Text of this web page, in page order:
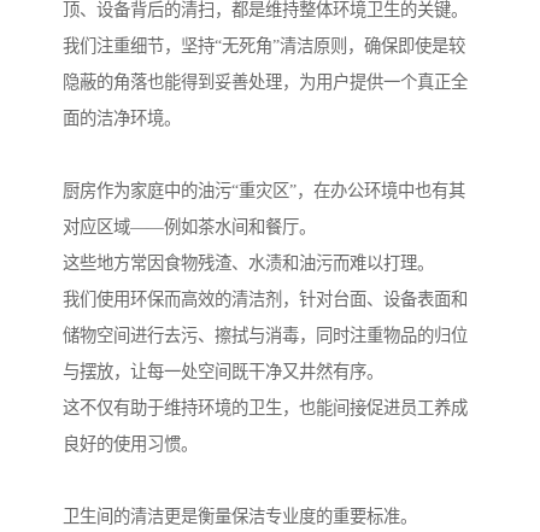
顶、设备背后的清扫，都是维持整体环境卫生的关键。
我们注重细节，坚持“无死角”清洁原则，确保即使是较
隐蔽的角落也能得到妥善处理，为用户提供一个真正全
面的洁净环境。
厨房作为家庭中的油污“重灾区”，在办公环境中也有其
对应区域——例如茶水间和餐厅。
这些地方常因食物残渣、水渍和油污而难以打理。
我们使用环保而高效的清洁剂，针对台面、设备表面和
储物空间进行去污、擦拭与消毒，同时注重物品的归位
与摆放，让每一处空间既干净又井然有序。
这不仅有助于维持环境的卫生，也能间接促进员工养成
良好的使用习惯。
卫生间的清洁更是衡量保洁专业度的重要标准。